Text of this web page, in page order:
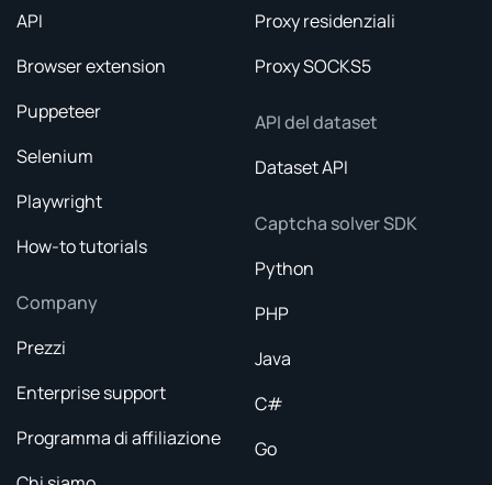
API
Browser extension
Puppeteer
Selenium
Playwright
How-to tutorials
Company
Prezzi
Enterprise support
Programma di affiliazione
Proxy residenziali
Proxy SOCKS5
API del dataset
Dataset API
Captcha solver SDK
Python
PHP
Java
C#
Go